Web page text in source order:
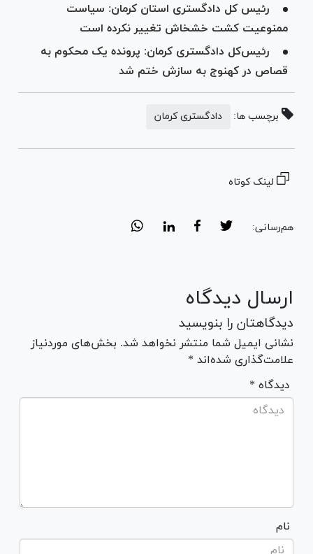
رئیس کل دادگستری استان کرمان: سیاست
ممنوعیت کشت خشخاش تغییر نکرده است
رئیس‌کل دادگستری کرمان: پرونده یک محکوم به
قصاص در کهنوج به سازش ختم شد
برچسب ها: دادگستری کرمان
لینک کوتاه
هم‌رسانی:
ارسال دیدگاه
دیدگاهتان را بنویسید
نشانی ایمیل شما منتشر نخواهد شد. بخش‌های موردنیاز
علامت‌گذاری شده‌اند *
* دیدگاه
نام